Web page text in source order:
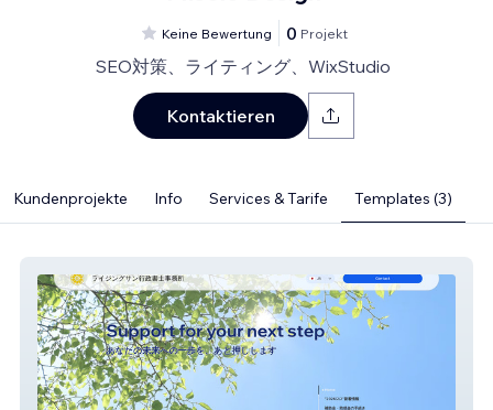
Keine Bewertung 0 Projekt
SEO対策、ライティング、WixStudio
Kontaktieren
Kundenprojekte Info Services & Tarife Templates (3)